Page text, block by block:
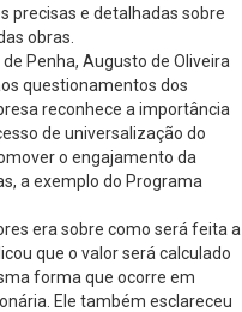
precisas e detalhadas sobre
obras.
Penha, Augusto de Oliveira
questionamentos dos
reconhece a importância
de universalização do
o engajamento da
a exemplo do Programa
era sobre como será feita a
que o valor será calculado
forma que ocorre em
Ele também esclareceu